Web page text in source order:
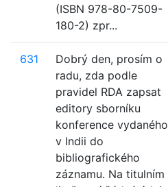
(ISBN 978-80-7509-
180-2) zpr...
631
Dobrý den, prosím o
radu, zda podle
pravidel RDA zapsat
editory sborníku
konference vydaného
v Indii do
bibliografického
záznamu. Na titulním